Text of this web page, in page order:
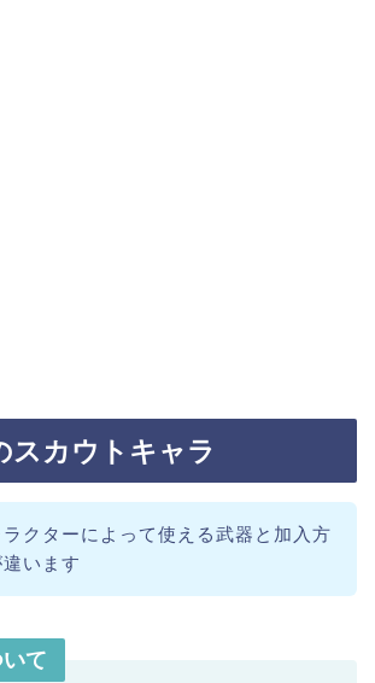
スカウトキャラ
ラクターによって使える武器と加入方
います
て